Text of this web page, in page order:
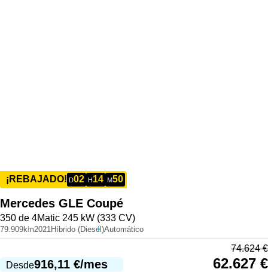
¡REBAJADO! D02 H14 M50
Mercedes GLE Coupé
350 de 4Matic 245 kW (333 CV)
79.909km2021 Híbrido (Diesel)Automático
Desde916,11 €/mes
74.624€
62.627 €